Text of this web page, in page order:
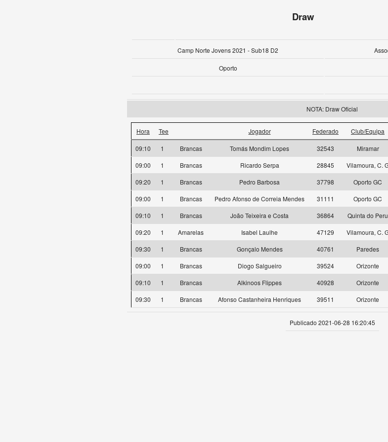
Draw
Camp Norte Jovens 2021 - Sub18 D2
Oporto
NOTA: Draw Oficial
Hora Tee Jogador Federado Club/Equipa
09:10 1 Brancas Tomás Mondim Lopes 32543 Miramar
09:00
1 Brancas Ricardo Serpa 28845 Vilamoura, C.
09:20
1 Brancas Pedro Barbosa 37798 Oporto GC
09:00
1 Brancas Pedro Afonso de Correia Mendes 31111 Oporto GC
09:10
1 Brancas João Teixeira e Costa 36864 Quinta do Peru
09:20
1 Amarelas Isabel Laulhe 47129 Vilamoura, C.
09:30
1 Brancas Gonçalo Mendes 40761 Paredes
09:00
1 Brancas Diogo Salgueiro 39524 Orizonte
09:10
1 Brancas Alkinoos Flippes 40928 Orizonte
09:30
1 Brancas Afonso Castanheira Henriques 39511 Orizonte
Publicado 2021-06-28 16:20:45